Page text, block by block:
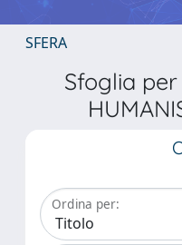
SFERA
Sfoglia
Ordina per: